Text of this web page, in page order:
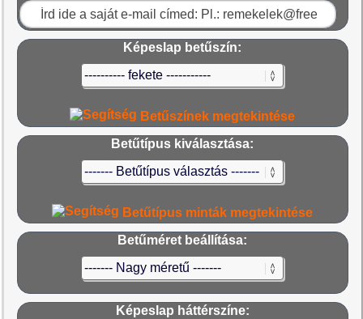
Képeslap betűszín:
Betűszínek megtekintése
Betűtípus kiválasztása:
Betűtípus minták megtekintése
Betűméret beállítása:
Képeslap háttérszíne: